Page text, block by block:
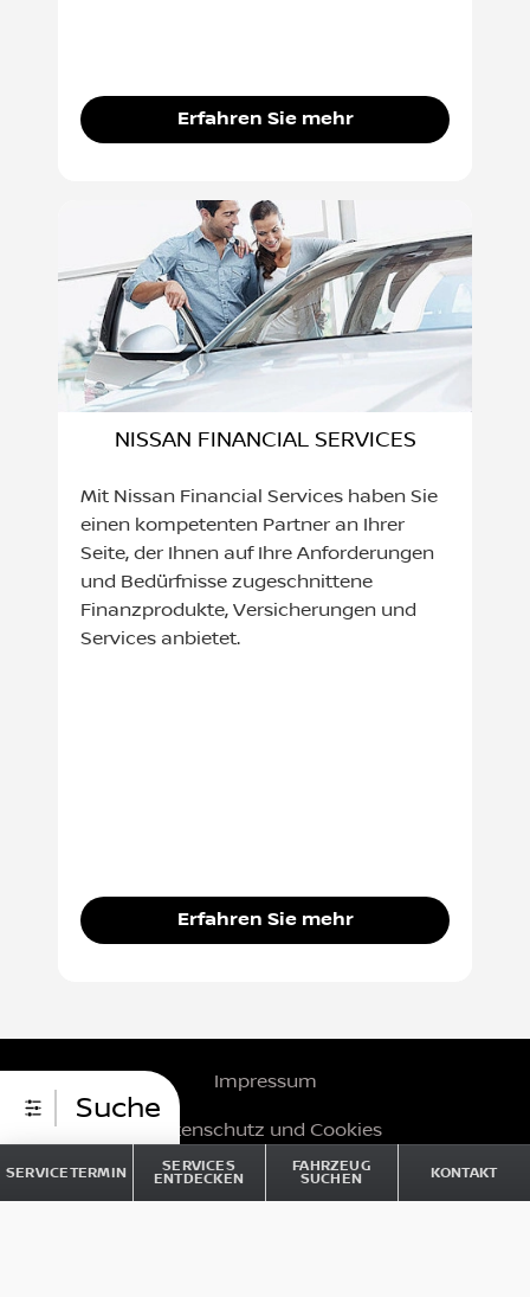
Suche
Erfahren Sie mehr
NISSAN FINANCIAL SERVICES
Mit Nissan Financial Services haben Sie
einen kompetenten Partner an Ihrer
Seite, der Ihnen auf Ihre Anforderungen
und Bedürfnisse zugeschnittene
Finanzprodukte, Versicherungen und
Services anbietet.
Erfahren Sie mehr
SERVICETERMIN SERVICES
ENTDECKEN
FAHRZEUG
SUCHEN KONTAKT
Impressum
Datenschutz und Cookies
Barrierefreiheit